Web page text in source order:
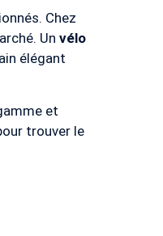
Chez
Un vélo
élégant
et
trouver le